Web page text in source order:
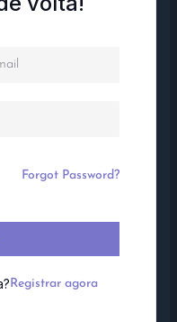
Forgot Password?
Registrar agora